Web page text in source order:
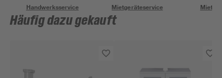
Handwerksservice Mietgeräteservice
Häufig dazu gekauft